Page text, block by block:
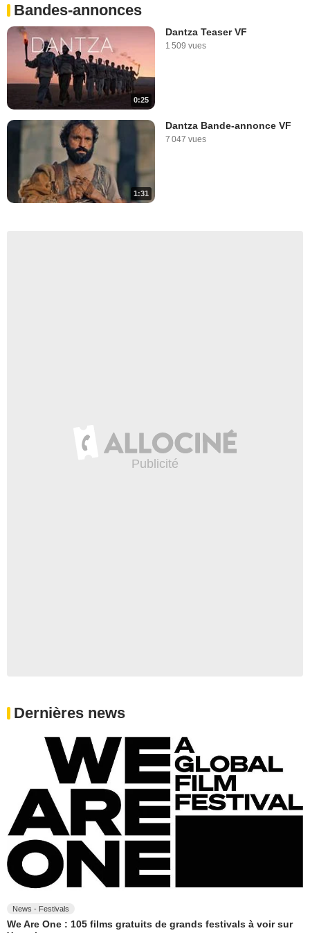
Bandes-annonces
0:25
Dantza Teaser VF
1 509 vues
1:31
Dantza Bande-annonce VF
7 047 vues
Dernières news
News - Festivals
We Are One : 105 films gratuits de grands festivals à voir sur